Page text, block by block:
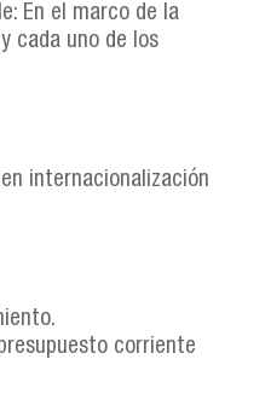
En el marco de la
cada uno de los
internacionalización
corriente